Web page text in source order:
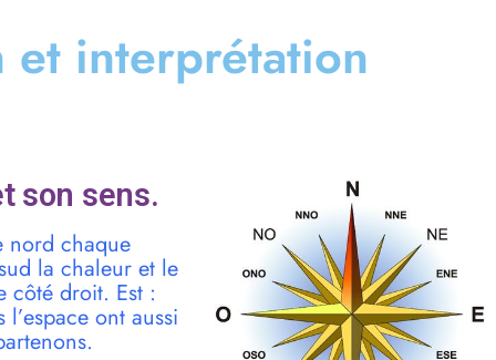
interprétation
son sens.
nord chaque
la chaleur et le
côté droit. Est :
ont aussi